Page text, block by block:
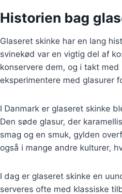
Historien bag
Glaseret skinke har en lang
svinekød var en vigtig del af
konservere dem, og i takt
eksperimentere med glasurer
I Danmark er glaseret skinke
Den søde glasur, der
smag og en smuk, gylden
også i mange andre kulturer,
I dag er glaseret skinke en
serveres ofte med klassiske